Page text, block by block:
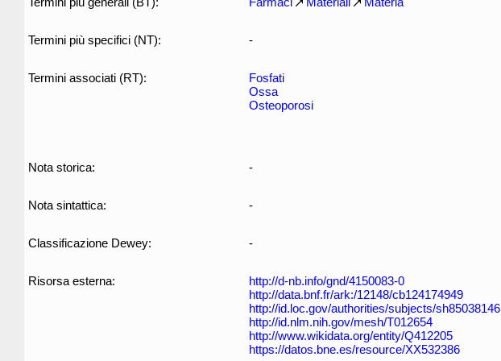
Termini più specifici (NT): -
Termini associati (RT):
Fosfati
Ossa
Osteoporosi
Nota storica: -
Nota sintattica: -
Classificazione Dewey: -
Risorsa esterna:
http://d-nb.info/gnd/4150083-0
http://data.bnf.fr/ark:/12148/cb124174949
http://id.loc.gov/authorities/subjects/sh85038146
http://id.nlm.nih.gov/mesh/T012654
http://www.wikidata.org/entity/Q412205
https://datos.bne.es/resource/XX532386